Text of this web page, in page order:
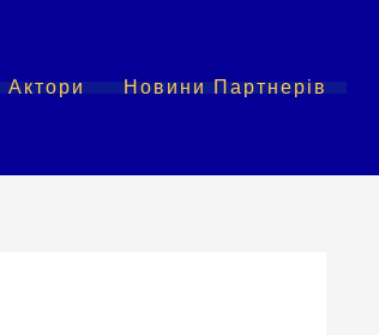
Актори Новини Партнерів